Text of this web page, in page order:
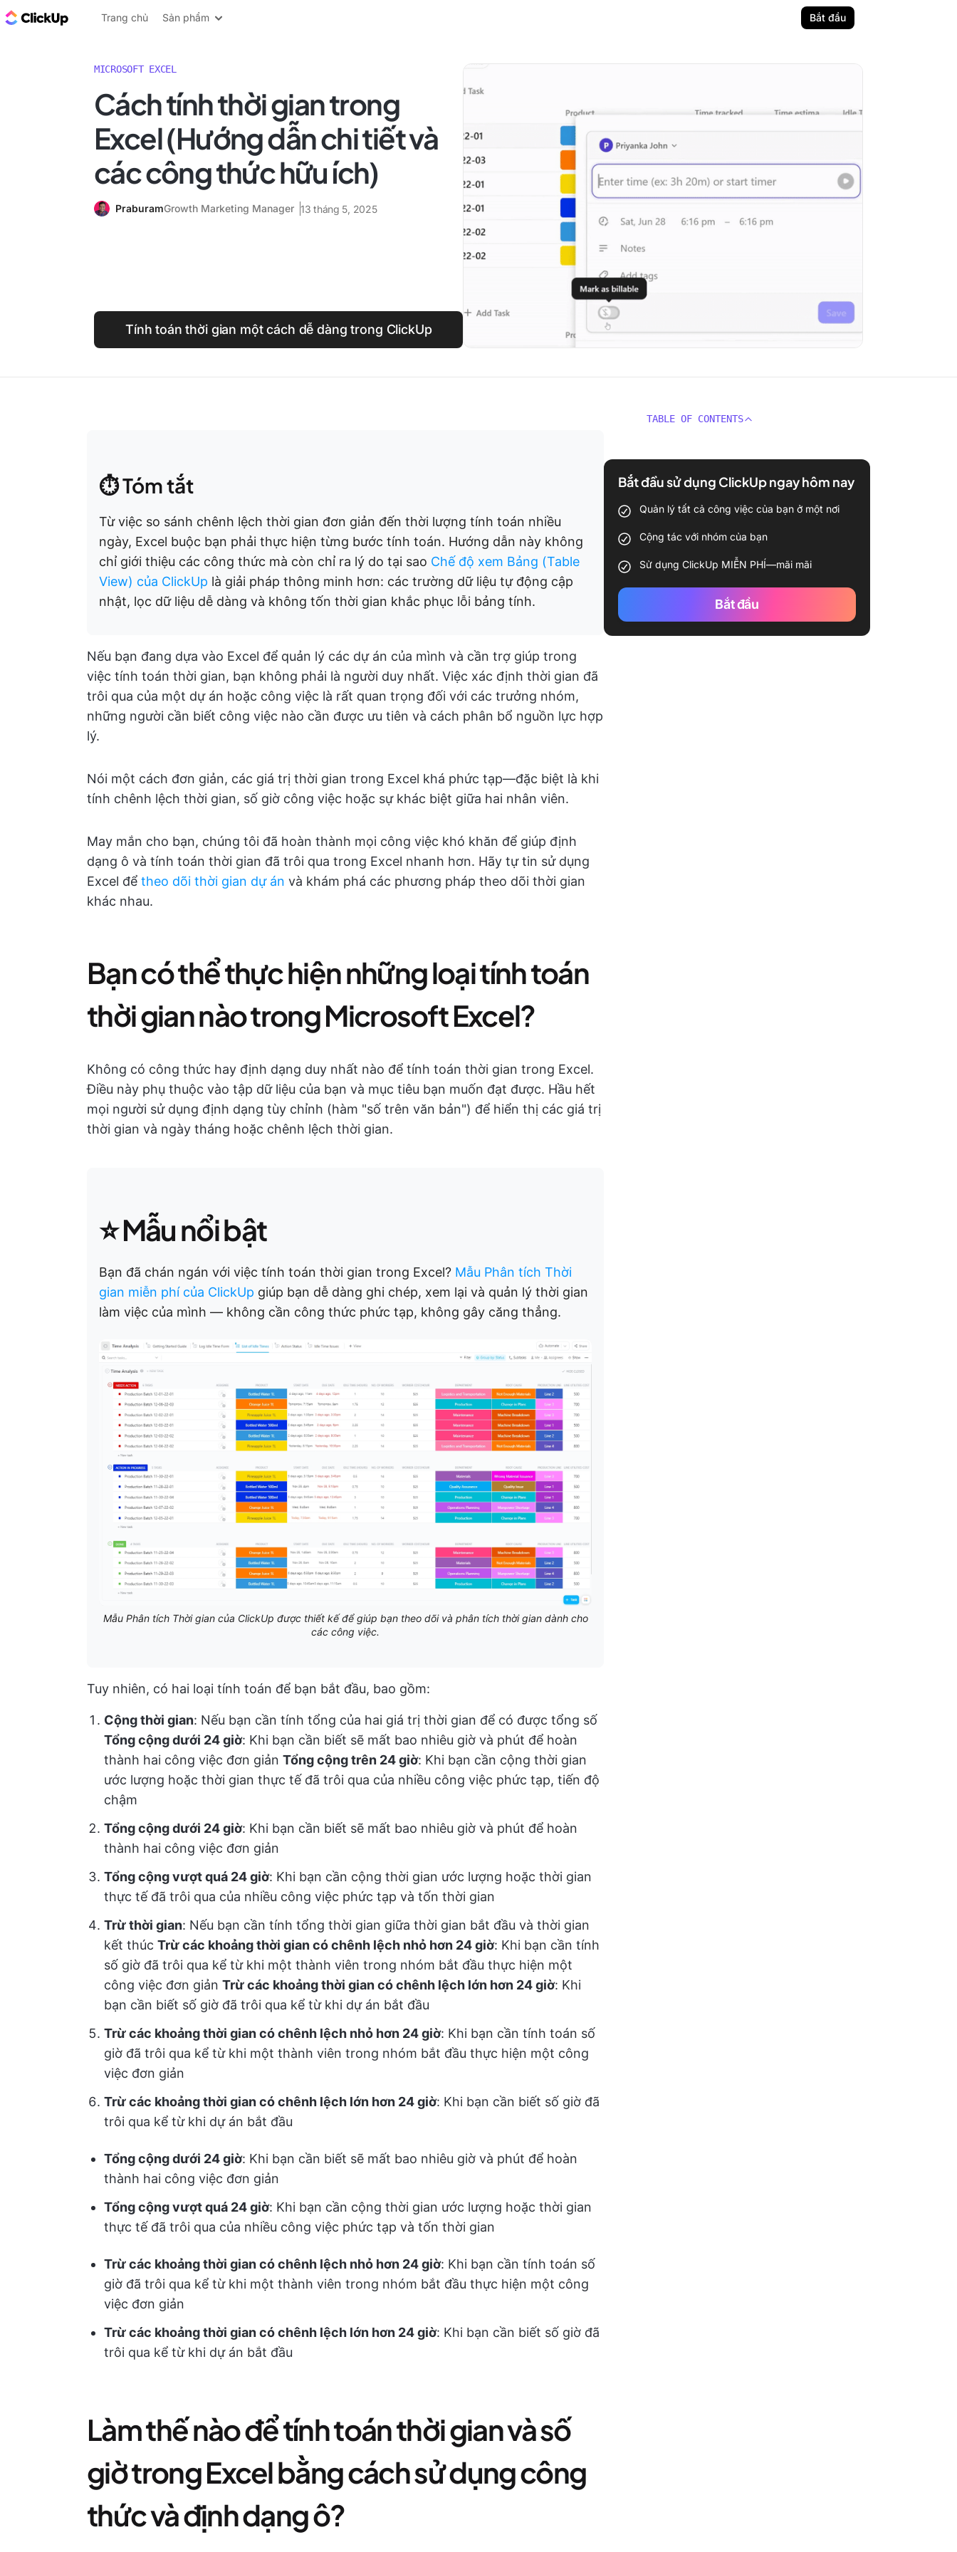
ClickUp Blog
Trang chủ Sản phẩm Bắt đầu
MICROSOFT EXCEL
Cách tính thời gian trong
Excel (Hướng dẫn chi tiết và
các công thức hữu ích)
PraburamGrowth Marketing Manager 13 tháng 5, 2025
Tính toán thời gian một cách dễ dàng trong ClickUp
⏱️ Tóm tắt
Từ việc so sánh chênh lệch thời gian đơn giản đến thời lượng tính toán nhiều
ngày, Excel buộc bạn phải thực hiện từng bước tính toán. Hướng dẫn này không
chỉ giới thiệu các công thức mà còn chỉ ra lý do tại sao Chế độ xem Bảng (Table
View) của ClickUp là giải pháp thông minh hơn: các trường dữ liệu tự động cập
nhật, lọc dữ liệu dễ dàng và không tốn thời gian khắc phục lỗi bảng tính.
Nếu bạn đang dựa vào Excel để quản lý các dự án của mình và cần trợ giúp trong
việc tính toán thời gian, bạn không phải là người duy nhất. Việc xác định thời gian đã
trôi qua của một dự án hoặc công việc là rất quan trọng đối với các trưởng nhóm,
những người cần biết công việc nào cần được ưu tiên và cách phân bổ nguồn lực hợp
lý.
Nói một cách đơn giản, các giá trị thời gian trong Excel khá phức tạp—đặc biệt là khi
tính chênh lệch thời gian, số giờ công việc hoặc sự khác biệt giữa hai nhân viên.
May mắn cho bạn, chúng tôi đã hoàn thành mọi công việc khó khăn để giúp định
dạng ô và tính toán thời gian đã trôi qua trong Excel nhanh hơn. Hãy tự tin sử dụng
Excel để theo dõi thời gian dự án và khám phá các phương pháp theo dõi thời gian
khác nhau.
Bạn có thể thực hiện những loại tính toán
thời gian nào trong Microsoft Excel?
Không có công thức hay định dạng duy nhất nào để tính toán thời gian trong Excel.
Điều này phụ thuộc vào tập dữ liệu của bạn và mục tiêu bạn muốn đạt được. Hầu hết
mọi người sử dụng định dạng tùy chỉnh (hàm "số trên văn bản") để hiển thị các giá trị
thời gian và ngày tháng hoặc chênh lệch thời gian.
⭐ Mẫu nổi bật
Bạn đã chán ngán với việc tính toán thời gian trong Excel? Mẫu Phân tích Thời
gian miễn phí của ClickUp giúp bạn dễ dàng ghi chép, xem lại và quản lý thời gian
làm việc của mình — không cần công thức phức tạp, không gây căng thẳng.
Mẫu Phân tích Thời gian của ClickUp được thiết kế để giúp bạn theo dõi và phân tích thời gian dành cho
các công việc.
Tuy nhiên, có hai loại tính toán để bạn bắt đầu, bao gồm:
Cộng thời gian: Nếu bạn cần tính tổng của hai giá trị thời gian để có được tổng số
Tổng cộng dưới 24 giờ: Khi bạn cần biết sẽ mất bao nhiêu giờ và phút để hoàn
thành hai công việc đơn giản Tổng cộng trên 24 giờ: Khi bạn cần cộng thời gian
ước lượng hoặc thời gian thực tế đã trôi qua của nhiều công việc phức tạp, tiến độ
chậm
Tổng cộng dưới 24 giờ: Khi bạn cần biết sẽ mất bao nhiêu giờ và phút để hoàn
thành hai công việc đơn giản
Tổng cộng vượt quá 24 giờ: Khi bạn cần cộng thời gian ước lượng hoặc thời gian
thực tế đã trôi qua của nhiều công việc phức tạp và tốn thời gian
Trừ thời gian: Nếu bạn cần tính tổng thời gian giữa thời gian bắt đầu và thời gian
kết thúc Trừ các khoảng thời gian có chênh lệch nhỏ hơn 24 giờ: Khi bạn cần tính
số giờ đã trôi qua kể từ khi một thành viên trong nhóm bắt đầu thực hiện một
công việc đơn giản Trừ các khoảng thời gian có chênh lệch lớn hơn 24 giờ: Khi
bạn cần biết số giờ đã trôi qua kể từ khi dự án bắt đầu
Trừ các khoảng thời gian có chênh lệch nhỏ hơn 24 giờ: Khi bạn cần tính toán số
giờ đã trôi qua kể từ khi một thành viên trong nhóm bắt đầu thực hiện một công
việc đơn giản
Trừ các khoảng thời gian có chênh lệch lớn hơn 24 giờ: Khi bạn cần biết số giờ đã
trôi qua kể từ khi dự án bắt đầu
Tổng cộng dưới 24 giờ: Khi bạn cần biết sẽ mất bao nhiêu giờ và phút để hoàn
thành hai công việc đơn giản
Tổng cộng vượt quá 24 giờ: Khi bạn cần cộng thời gian ước lượng hoặc thời gian
thực tế đã trôi qua của nhiều công việc phức tạp và tốn thời gian
Trừ các khoảng thời gian có chênh lệch nhỏ hơn 24 giờ: Khi bạn cần tính toán số
giờ đã trôi qua kể từ khi một thành viên trong nhóm bắt đầu thực hiện một công
việc đơn giản
Trừ các khoảng thời gian có chênh lệch lớn hơn 24 giờ: Khi bạn cần biết số giờ đã
trôi qua kể từ khi dự án bắt đầu
Làm thế nào để tính toán thời gian và số
giờ trong Excel bằng cách sử dụng công
thức và định dạng ô?
TABLE OF CONTENTS
Bắt đầu sử dụng ClickUp ngay hôm nay
Quản lý tất cả công việc của bạn ở một nơi
Cộng tác với nhóm của bạn
Sử dụng ClickUp MIỄN PHÍ—mãi mãi
Bắt đầu